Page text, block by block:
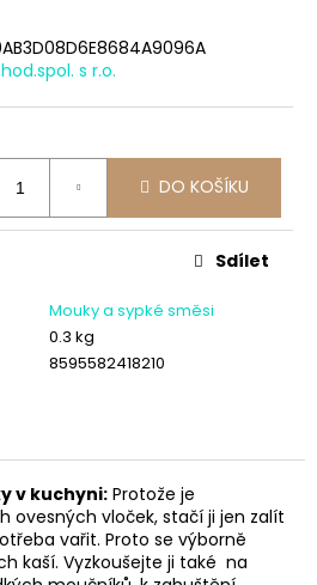
s r.o.
DO KOŠÍKU
Mouky a sypké směsi
0.3 kg
8595582418210
Sdílet
v kuchyni: Protože je
ovesných vloček, stačí ji jen zalít
vařit. Proto se výborně
kaší. Vyzkoušejte ji také na